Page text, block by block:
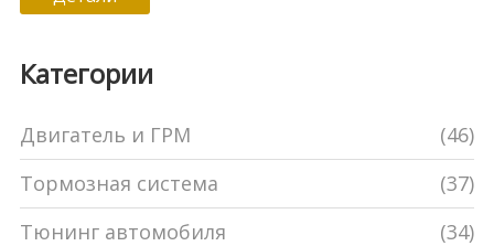
практическими советами по уходу за кузовом,
Изучение этих аспектов поможет лучше понять
тенденции.
Категории
Двигатель и ГРМ
(46)
Тормозная система
(37)
Тюнинг автомобиля
(34)